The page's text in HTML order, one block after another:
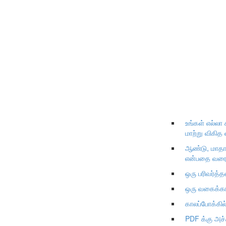
உங்கள் எல்லா
மாற்று
ஆண்டு,
என்பதை
ஒரு
ஒரு
PDF க்கு